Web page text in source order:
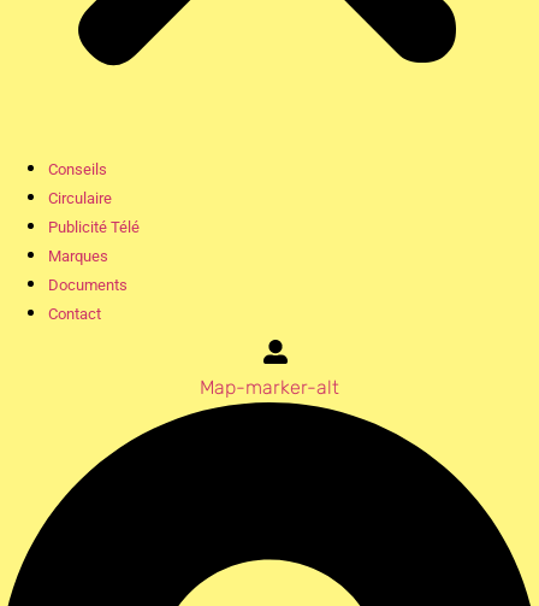
Conseils
Circulaire
Publicité Télé
Marques
Documents
Contact
Map-marker-alt